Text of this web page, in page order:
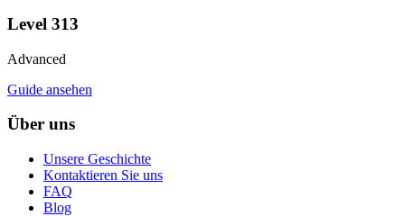
Level 313
Advanced
Guide ansehen
Über uns
Unsere Geschichte
Kontaktieren Sie uns
FAQ
Blog